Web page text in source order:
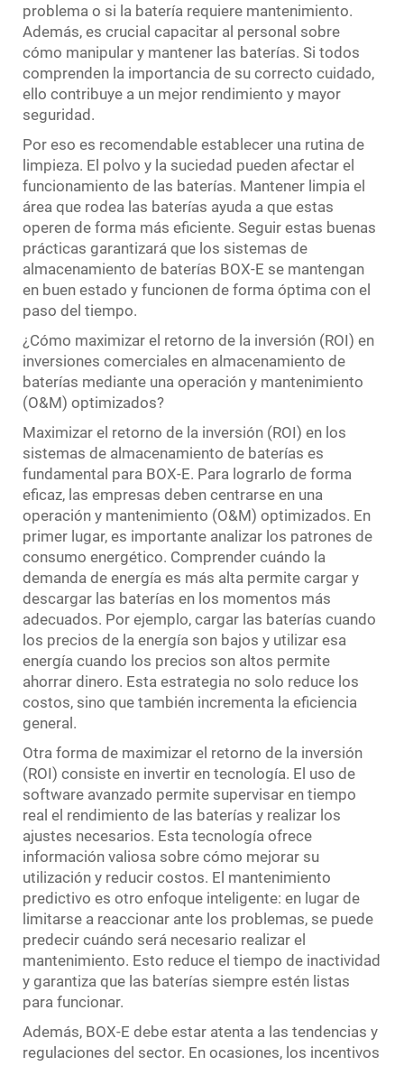
problema o si la batería requiere mantenimiento.
Además, es crucial capacitar al personal sobre
cómo manipular y mantener las baterías. Si todos
comprenden la importancia de su correcto cuidado,
ello contribuye a un mejor rendimiento y mayor
seguridad.
Por eso es recomendable establecer una rutina de
limpieza. El polvo y la suciedad pueden afectar el
funcionamiento de las baterías. Mantener limpia el
área que rodea las baterías ayuda a que estas
operen de forma más eficiente. Seguir estas buenas
prácticas garantizará que los sistemas de
almacenamiento de baterías BOX-E se mantengan
en buen estado y funcionen de forma óptima con el
paso del tiempo.
¿Cómo maximizar el retorno de la inversión (ROI) en
inversiones comerciales en almacenamiento de
baterías mediante una operación y mantenimiento
(O&M) optimizados?
Maximizar el retorno de la inversión (ROI) en los
sistemas de almacenamiento de baterías es
fundamental para BOX-E. Para lograrlo de forma
eficaz, las empresas deben centrarse en una
operación y mantenimiento (O&M) optimizados. En
primer lugar, es importante analizar los patrones de
consumo energético. Comprender cuándo la
demanda de energía es más alta permite cargar y
descargar las baterías en los momentos más
adecuados. Por ejemplo, cargar las baterías cuando
los precios de la energía son bajos y utilizar esa
energía cuando los precios son altos permite
ahorrar dinero. Esta estrategia no solo reduce los
costos, sino que también incrementa la eficiencia
general.
Otra forma de maximizar el retorno de la inversión
(ROI) consiste en invertir en tecnología. El uso de
software avanzado permite supervisar en tiempo
real el rendimiento de las baterías y realizar los
ajustes necesarios. Esta tecnología ofrece
información valiosa sobre cómo mejorar su
utilización y reducir costos. El mantenimiento
predictivo es otro enfoque inteligente: en lugar de
limitarse a reaccionar ante los problemas, se puede
predecir cuándo será necesario realizar el
mantenimiento. Esto reduce el tiempo de inactividad
y garantiza que las baterías siempre estén listas
para funcionar.
Además, BOX-E debe estar atenta a las tendencias y
regulaciones del sector. En ocasiones, los incentivos